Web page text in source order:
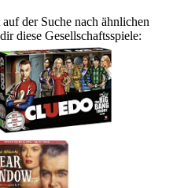
der Suche nach ähnlichen
diese Gesellschaftsspiele: